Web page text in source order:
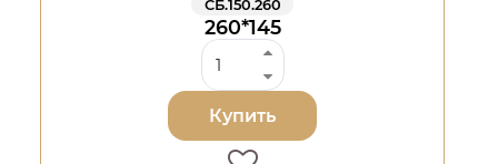
СБ.150.260
260*145
Купить